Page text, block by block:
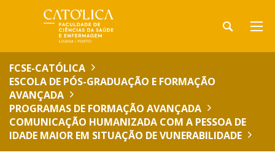
FCSE-CATÓLICA
ESCOLA DE PÓS-GRADUAÇÃO E FORMAÇÃO
AVANÇADA
PROGRAMAS DE FORMAÇÃO AVANÇADA
COMUNICAÇÃO HUMANIZADA COM A PESSOA DE
IDADE MAIOR EM SITUAÇÃO DE VUNERABILIDADE